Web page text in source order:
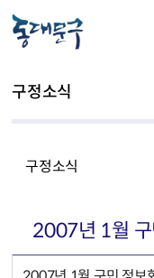
구정소식
구정소식
2007년 1월